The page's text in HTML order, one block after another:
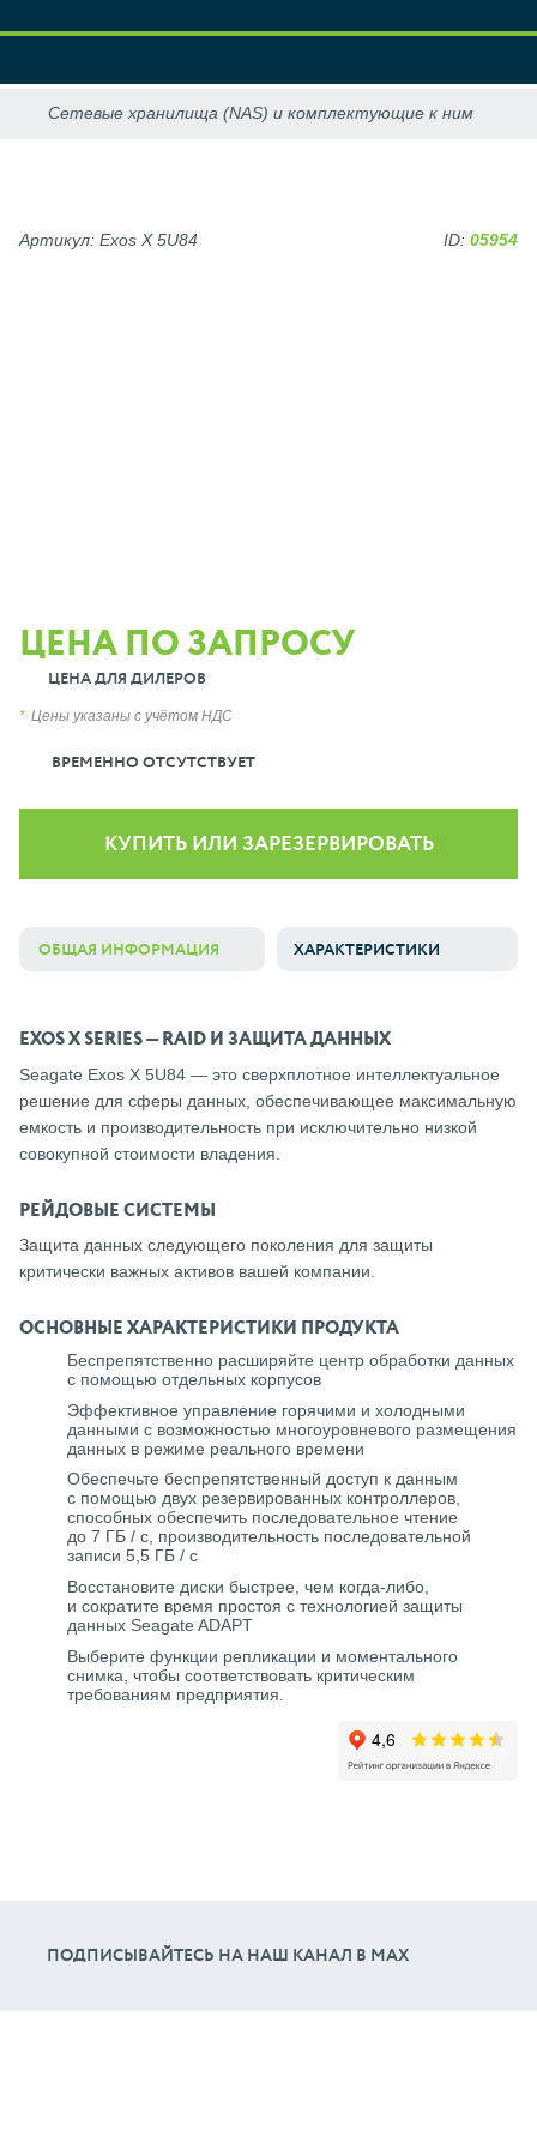
ЦЕНА ПО ЗАПРОСУ
ЦЕНА ДЛЯ ДИЛЕРОВ
Цены указаны с учётом НДС
ВРЕМЕННО ОТСУТСТВУЕТ
Артикул: Exos X 5U84 ID: 05954
КУПИТЬ ИЛИ ЗАРЕЗЕРВИРОВАТЬ
ОБЩАЯ ИНФОРМАЦИЯ ХАРАКТЕРИСТИКИ
EXOS X SERIES — RAID И ЗАЩИТА ДАННЫХ
Seagate Exos X 5U84 — это сверхплотное интеллектуальное
решение для сферы данных, обеспечивающее максимальную
емкость и производительность при исключительно низкой
совокупной стоимости владения.
РЕЙДОВЫЕ СИСТЕМЫ
Защита данных следующего поколения для защиты
критически важных активов вашей компании.
ОСНОВНЫЕ ХАРАКТЕРИСТИКИ ПРОДУКТА
Беспрепятственно расширяйте центр обработки данных
с помощью отдельных корпусов
Эффективное управление горячими и холодными
данными с возможностью многоуровневого размещения
данных в режиме реального времени
Обеспечьте беспрепятственный доступ к данным
с помощью двух резервированных контроллеров,
способных обеспечить последовательное чтение
до 7 ГБ / с, производительность последовательной
записи 5,5 ГБ / с
Восстановите диски быстрее, чем когда-либо,
и сократите время простоя с технологией защиты
данных Seagate ADAPT
Выберите функции репликации и моментального
снимка, чтобы соответствовать критическим
требованиям предприятия.
ПОДПИСЫВАЙТЕСЬ НА НАШ КАНАЛ В МАХ